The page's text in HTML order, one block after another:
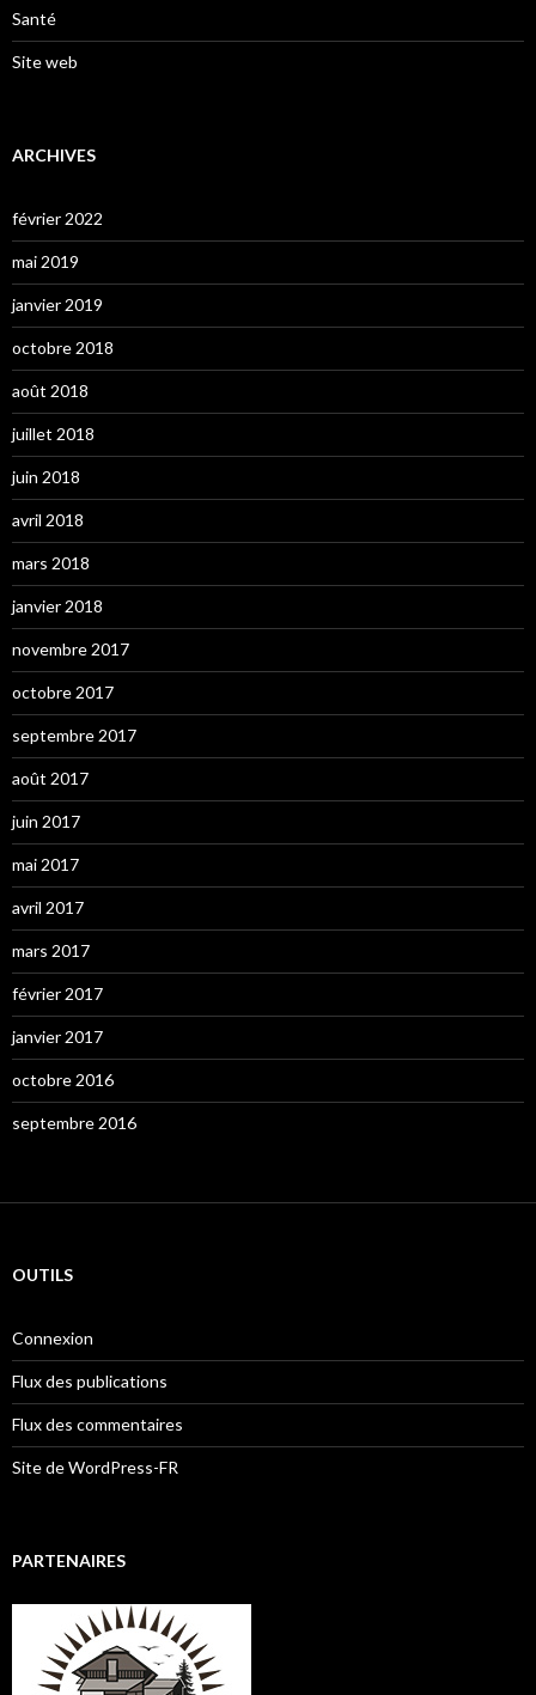
Santé
Site web
ARCHIVES
février 2022
mai 2019
janvier 2019
octobre 2018
août 2018
juillet 2018
juin 2018
avril 2018
mars 2018
janvier 2018
novembre 2017
octobre 2017
septembre 2017
août 2017
juin 2017
mai 2017
avril 2017
mars 2017
février 2017
janvier 2017
octobre 2016
septembre 2016
OUTILS
Connexion
Flux des publications
Flux des commentaires
Site de WordPress-FR
PARTENAIRES